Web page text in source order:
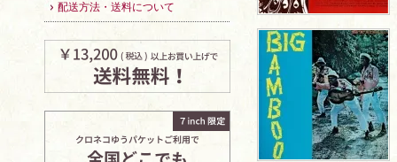
配送方法・送料について